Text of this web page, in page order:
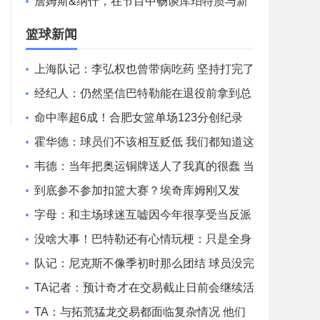
秀成长心得
篮球新闻
上海队记：李弘权也曾带病吃药 坚持打完了
山西和广东的两连客
经纪人：仍然坚信巴特勒能在退役前拿到总
冠军 他会迎接挑战！
命中率超6成！合肥女篮单场123分创纪录
刷新联赛近12年单场新高
霍华德：球员们不该相互贬低 我们都知道这
一路走来有多不容易
韦德：当年把奥运铜牌送人了我真的很蠢 当
时我们被灌输唯金牌论
到底参不参加扣篮大赛？埃奇库姆刚又发
文：我和马克西可能会参加
字母：和主场球迷互嘘因今年很享受当反派
不知道能否留队
没啥大事！巴特勒还有心情玩梗：只是全身
酸痛 我很快就会回来！
队记：尼克斯不像季初时那么团结 球员没完
全接受面包体系的角色
TA记者：预计奇才在交易截止日前会继续活
跃 他们愿意接手大合同
TA：与拓荒猛龙交易都面临复杂情况 他们